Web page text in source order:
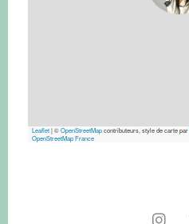
Leaflet|©OpenStreetMapcontributeurs, style de carte par
OpenStreetMap France